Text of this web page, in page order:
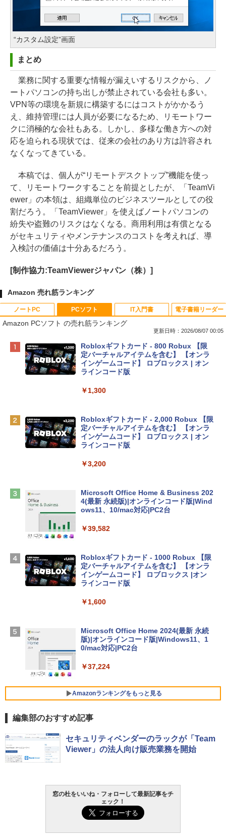
“カスタム設定”画面
まとめ
業務に関する重要な情報が漏えいするリスクから、ノ
ートパソコンの持ち出しが禁止されている会社も多い。
VPN等の環境を新規に構築するにはコストがかかるう
え、維持管理には人員が必要になるため、リモートワー
クに消極的な会社もある。しかし、多様な働き方への対
応を迫られる現状では、従来の会社のあり方は許容され
なくなってきている。
本稿では、個人が“リモートデスクトップ”機能を使っ
て、リモートワークすることを前提としたが、「TeamVi
ewer」の本領は、組織単位のビジネスツールとしての役
割だろう。「TeamViewer」を使えばノートパソコンの
紛失や盗難のリスクはなくなる。商用利用は有償となる
がセキュリティやメンテナンスのコストを考えれば、導
入検討の価値は十分あるだろう。
[制作協力:TeamViewerジャパン（株）]
Amazon 売れ筋ランキング
ノートPC
Apple 2026 MacBook Neo A18 Proチッ
プ搭載13インチノートブック：AIとAppl
e Intelligence、Liquid Retinaディスプ
レイ、8GBメモリ、512GB SSD、1080p
ィゴ + 3年延長 AppleCare+ for 13インチ
￥162,598
tomtoc 360°保護 15.6 16インチ パソコ
book Lenovo対応
Apple 2026 MacBook Air M5チップ搭載
igence、13.6インチLiquid Retinaディ
ラ、Touch ID - ミッドナイト + 3年延長
AppleCare+ for 13インチMacBook Air
(M5)|ダウンロード版
￥347,600
ン 15-fd 15.6インチ 16GBメモリ 512GB
SSD インテル Core 5
￥129,800
ersonal/Copilotキー搭載/Win 11/15.6型/
Core i5/16GB/SSD 512GB/ホワイト) FM
PCソフト
Amazon PCソフト の売れ筋ランキング
更新日時：2026/08/07 00:05
Robloxギフトカード - 800 Robux 【限
定バーチャルアイテムを含む】 【オンラ
インゲームコード】 ロブロックス | オン
ラインコード版
￥1,300
Robloxギフトカード - 2,000 Robux 【限
定バーチャルアイテムを含む】 【オンラ
インゲームコード】 ロブロックス | オン
ラインコード版
￥3,200
Microsoft Office Home & Business 202
4(最新 永続版)|オンラインコード版|Wind
ows11、10/mac対応|PC2台
￥39,582
Robloxギフトカード - 1000 Robux 【限
定バーチャルアイテムを含む】 【オンラ
インゲームコード】 ロブロックス |オン
ラインコード版
￥1,600
Microsoft Office Home 2024(最新 永続
版)|オンラインコード版|Windows11、1
0/mac対応|PC2台
￥37,224
Amazonランキングをもっと見る
IT入門書
生成AIパスポート公式テキスト 第４版
￥1,766
AIイラスト表現辞典: 思い通りの絵を引き
出す プロンプトの言葉 AI画像生成シリー
ズ (はぴーイラストLabo)
￥480
電子書籍リーダー
Amazon Kindle Paperwhite (16GB) 7イ
ンチディスプレイ、色調調節ライト、12
週間持続バッテリー、広告なし、ブラッ
Amazon Kindle - 目に優しい、かさばら
ない、大きな画面で読みやすい、6週間持
書籍リーダー、ブラック、16GB、広告な
編集部のおすすめ記事
セキュリティベンダーのラックが「Team
Viewer」の法人向け販売業務を開始
窓の杜をいいね・フォローして最新記事をチ
ェック！